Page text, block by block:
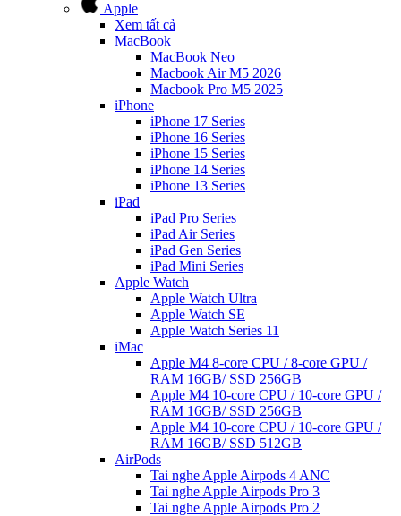
Apple
Xem tất cả
MacBook
MacBook Neo
Macbook Air M5 2026
Macbook Pro M5 2025
iPhone
iPhone 17 Series
iPhone 16 Series
iPhone 15 Series
iPhone 14 Series
iPhone 13 Series
iPad
iPad Pro Series
iPad Air Series
iPad Gen Series
iPad Mini Series
Apple Watch
Apple Watch Ultra
Apple Watch SE
Apple Watch Series 11
iMac
Apple M4 8-core CPU / 8-core GPU /
RAM 16GB/ SSD 256GB
Apple M4 10-core CPU / 10-core GPU /
RAM 16GB/ SSD 256GB
Apple M4 10-core CPU / 10-core GPU /
RAM 16GB/ SSD 512GB
AirPods
Tai nghe Apple Airpods 4 ANC
Tai nghe Apple Airpods Pro 3
Tai nghe Apple Airpods Pro 2